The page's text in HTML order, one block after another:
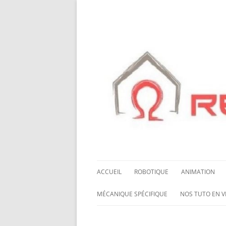
ACCUEIL ROBOTIQUE
NOS ROBOTS
ANIMATION
HALLOWING M0
MÉCANIQUE SPÉCIFIQUE NOS TUTO EN